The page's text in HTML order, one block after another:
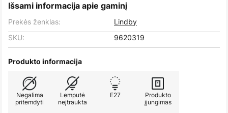
Išsami informacija apie gaminį
Prekės ženklas:
Lindby
SKU:
9620319
Produkto informacija
Negalima
pritemdyti
Lemputė
neįtraukta
E27
Produkto
įjungimas